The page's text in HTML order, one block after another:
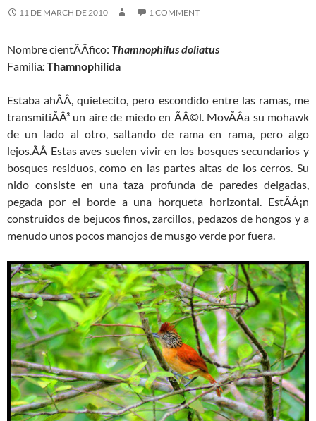
11 DE MARCH DE 2010 1 COMMENT
Nombre cientÃÂ­fico: Thamnophilus doliatus
Familia:Thamnophilida
Estaba ahÃÂ­, quietecito, pero escondido entre las ramas, me
transmitiÃÂ³ un aire de miedo en ÃÂ©l. MovÃÂ­a su mohawk
de un lado al otro, saltando de rama en rama, pero algo
lejos.ÃÂ Estas aves suelen vivir en los bosques secundarios y
bosques residuos, como en las partes altas de los cerros. Su
nido consiste en una taza profunda de paredes delgadas,
pegada por el borde a una horqueta horizontal. EstÃÂ¡n
construidos de bejucos finos, zarcillos, pedazos de hongos y a
menudo unos pocos manojos de musgo verde por fuera.